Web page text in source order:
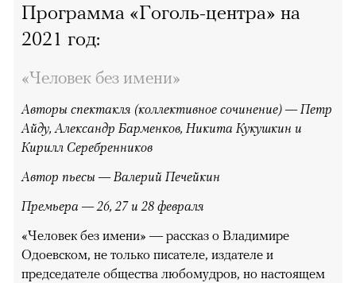
Программа «Гоголь-центра» на
2021 год:
«Человек без имени»
Авторы спектакля (коллективное сочинение) — Петр
Айду, Александр Барменков, Никита Кукушкин и
Кирилл Серебренников
Автор пьесы — Валерий Печейкин
Премьера — 26, 27 и 28 февраля
«Человек без имени» — рассказ о Владимире
Одоевском, не только писателе, издателе и
председателе общества любомудров, но настоящем